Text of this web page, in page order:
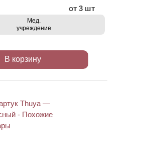
от 3 шт
Мед.
учреждение
В корзину